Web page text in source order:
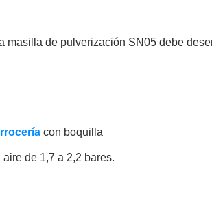
masilla de pulverización SN05 debe
con boquilla
de 1,7 a 2,2 bares.